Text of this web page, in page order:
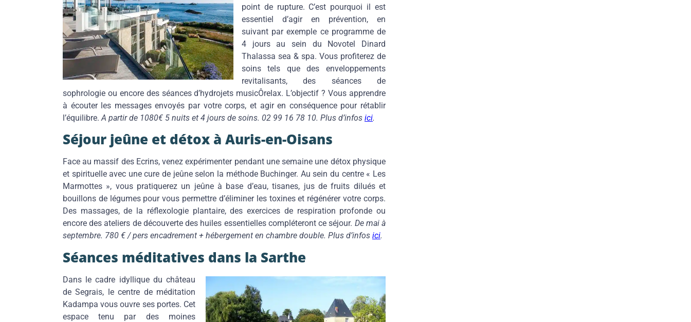
point de rupture. C’est pourquoi il est
essentiel d’agir en prévention, en
suivant par exemple ce programme de
4 jours au sein du Novotel Dinard
Thalassa sea & spa. Vous profiterez de
soins tels que des enveloppements
revitalisants, des séances de
sophrologie ou encore des séances d’hydrojets musicÔrelax. L’objectif ? Vous apprendre
à écouter les messages envoyés par votre corps, et agir en conséquence pour rétablir
l’équilibre.A partir de 1080€ 5 nuits et 4 jours de soins. 02 99 16 78 10. Plus d’infos ici.
Séjour jeûne et détox à Auris-en-Oisans
Face au massif des Ecrins, venez expérimenter pendant une semaine une détox physique
et spirituelle avec une cure de jeûne selon la méthode Buchinger. Au sein du centre « Les
Marmottes », vous pratiquerez un jeûne à base d’eau, tisanes, jus de fruits dilués et
bouillons de légumes pour vous permettre d’éliminer les toxines et régénérer votre corps.
Des massages, de la réflexologie plantaire, des exercices de respiration profonde ou
encore des ateliers de découverte des huiles essentielles compléteront ce séjour. De mai à
septembre. 780 € / pers encadrement + hébergement en chambre double. Plus d’infos ici.
Séances méditatives dans la Sarthe
Dans le cadre idyllique du château
de Segrais, le centre de méditation
Kadampa vous ouvre ses portes. Cet
espace tenu par des moines